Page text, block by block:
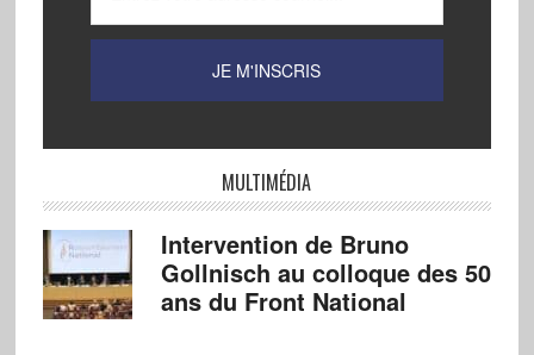
MULTIMÉDIA
Intervention de Bruno
Gollnisch au colloque des 50
ans du Front National